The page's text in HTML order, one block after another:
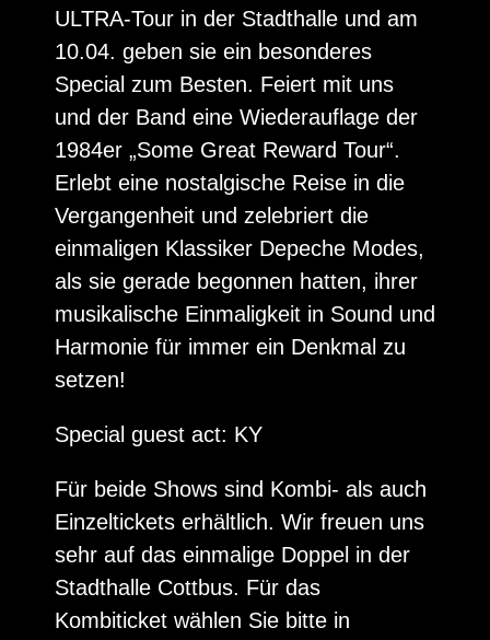
ULTRA-Tour in der Stadthalle und am
10.04. geben sie ein besonderes
Special zum Besten. Feiert mit uns
und der Band eine Wiederauflage der
1984er „Some Great Reward Tour“.
Erlebt eine nostalgische Reise in die
Vergangenheit und zelebriert die
einmaligen Klassiker Depeche Modes,
als sie gerade begonnen hatten, ihrer
musikalische Einmaligkeit in Sound und
Harmonie für immer ein Denkmal zu
setzen!
Special guest act: KY
Für beide Shows sind Kombi- als auch
Einzeltickets erhältlich. Wir freuen uns
sehr auf das einmalige Doppel in der
Stadthalle Cottbus. Für das
Kombiticket wählen Sie bitte in